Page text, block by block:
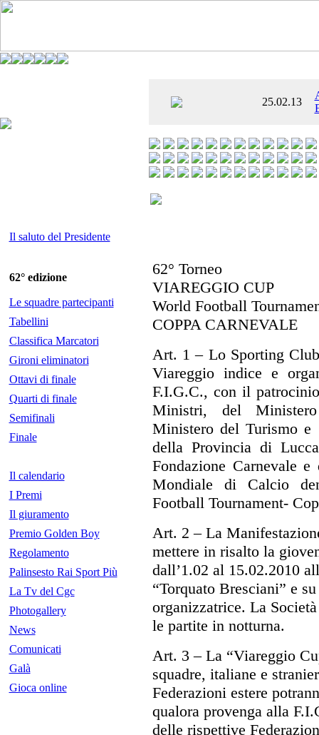
25.02.13
Il saluto del Presidente
62° edizione
Le squadre partecipanti
Tabellini
Classifica Marcatori
Gironi eliminatori
Ottavi di finale
Quarti di finale
Semifinali
Finale
Il calendario
I Premi
Il giuramento
Premio Golden Boy
Regolamento
Palinsesto Rai Sport Più
La Tv del Cgc
Photogallery
News
Comunicati
Galà
Gioca online
62° Torneo
VIAREGGIO CUP
World Football
COPPA CARNEVALE
Art. 1 – Lo Sporting
Viareggio indice e
F.I.G.C., con il
Ministri, del
Ministero del Turismo e
della Provincia di
Fondazione Carnevale
Mondiale di Calcio
Football Tournament-
Art. 2 – La
mettere in risalto la
dall’1.02 al 15.02.2010
“Torquato Bresciani” e
organizzatrice. La
le partite in notturna.
Art. 3 – La “Viareggio
squadre, italiane e
Federazioni estere
qualora provenga alla
delle rispettive